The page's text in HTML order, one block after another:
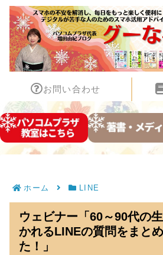
お問い合わせ
ホーム LINE
ウェビナー「60～90代の
かれるLINEの質問をまと
た！」